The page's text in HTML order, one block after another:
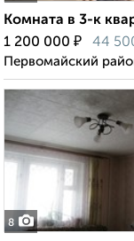
Комната в 3-к
1 200 000 ₽ 44
Первомайский
8